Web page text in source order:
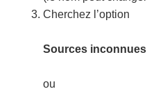
Cherchez l’option
Sources inconnues
ou